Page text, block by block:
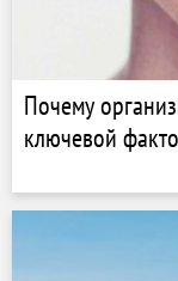
Почему
ключевой